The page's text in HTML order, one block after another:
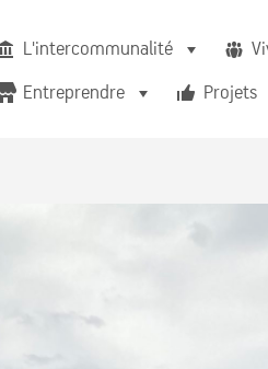
L'intercommunalité
Entreprendre
Projets